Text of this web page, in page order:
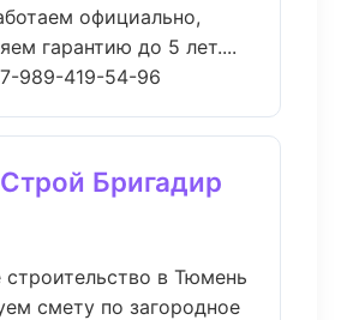
официально,
гарантию до 5 лет....
989-419-54-96
Бригадир
строительство в Тюмень
смету по загородное